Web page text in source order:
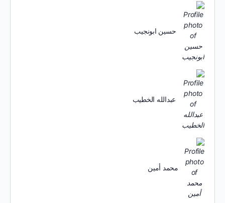
حسين ابونجيب
عبدالله الخطيب
محمد أمين